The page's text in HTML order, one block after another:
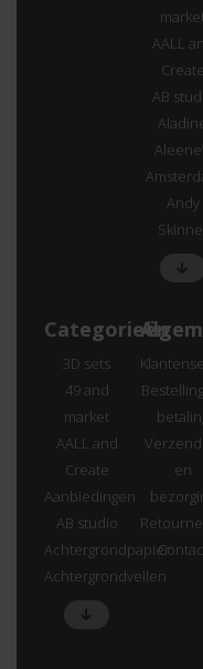
AALL
Create
AB
Andy
Categorieën
3D sets
49 and
market
AALL and
Create
Aanbiedingen
AB studio
Achtergrondpapier
Achtergrondvellen
en